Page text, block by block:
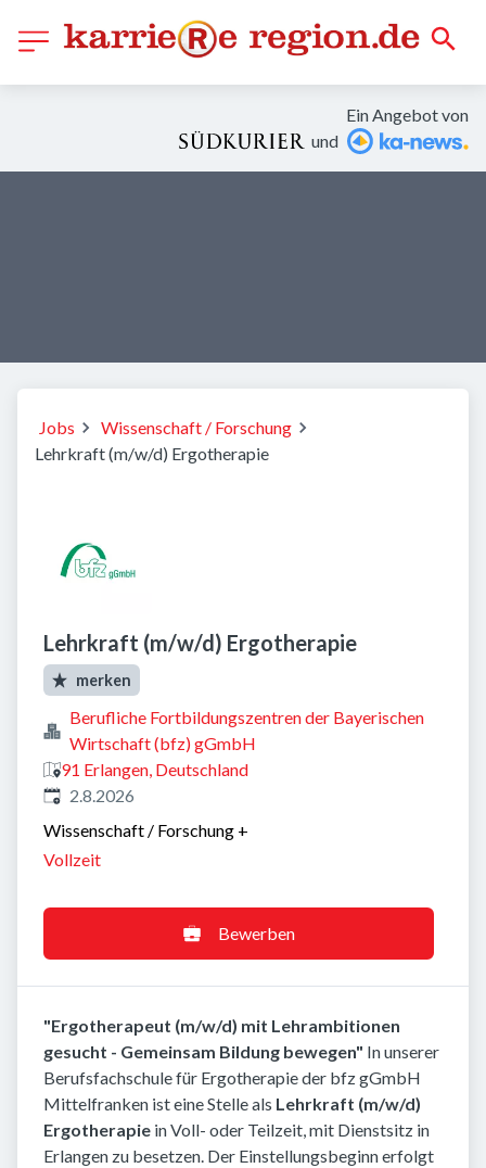
Ein Angebot von
und
Jobs
Wissenschaft / Forschung
Lehrkraft (m/w/d) Ergotherapie
Lehrkraft (m/w/d) Ergotherapie
merken
Berufliche Fortbildungszentren der Bayerischen
Wirtschaft (bfz) gGmbH
91 Erlangen, Deutschland
Veröffentlicht
2.8.2026
Wissenschaft / Forschung +
Vollzeit
Bewerben
"Ergotherapeut (m/w/d) mit Lehrambitionen
gesucht - Gemeinsam Bildung bewegen" In unserer
Berufsfachschule für Ergotherapie der bfz gGmbH
Mittelfranken ist eine Stelle als Lehrkraft (m/w/d)
Ergotherapie in Voll- oder Teilzeit, mit Dienstsitz in
Erlangen zu besetzen. Der Einstellungsbeginn erfolgt